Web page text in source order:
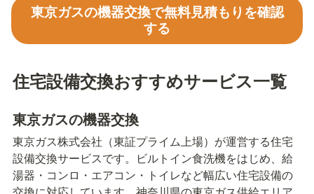
東京ガスの機器交換で無料見積もりを確認
する
住宅設備交換おすすめサービス一覧
東京ガスの機器交換
東京ガス株式会社（東証プライム上場）が運営する住宅
設備交換サービスです。ビルトイン食洗機をはじめ、給
湯器・コンロ・エアコン・トイレなど幅広い住宅設備の